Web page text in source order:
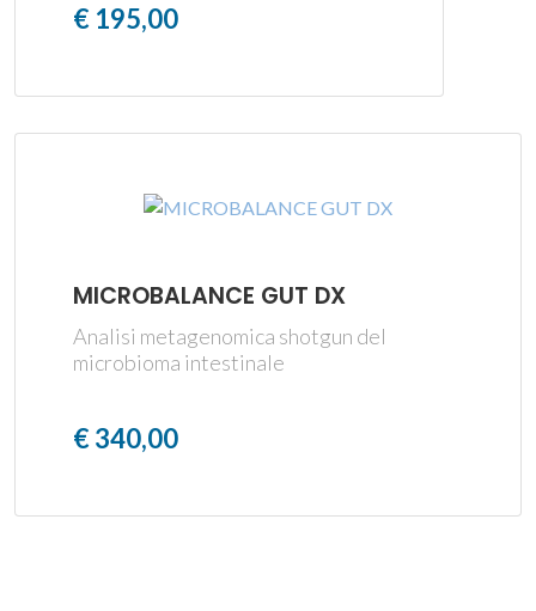
€ 195,00
MICROBALANCE GUT DX
Analisi metagenomica shotgun del
microbioma intestinale
€ 340,00